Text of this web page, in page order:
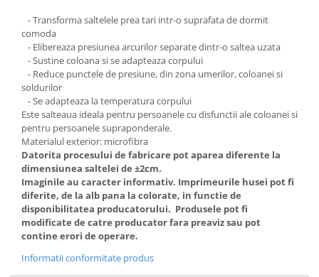
- Transforma saltelele prea tari intr-o suprafata de dormit
comoda
- Elibereaza presiunea arcurilor separate dintr-o saltea uzata
- Sustine coloana si se adapteaza corpului
- Reduce punctele de presiune, din zona umerilor, coloanei si
soldurilor
- Se adapteaza la temperatura corpului
Este salteaua ideala pentru persoanele cu disfunctii ale coloanei si
pentru persoanele supraponderale.
Materialul exterior: microfibra
Datorita procesului de fabricare pot aparea diferente la
dimensiunea saltelei de ±2cm.
Imaginile au caracter informativ. Imprimeurile husei pot fi
diferite, de la alb pana la colorate, in functie de
disponibilitatea producatorului. Produsele pot fi
modificate de catre producator fara preaviz sau pot
contine erori de operare.
Informatii conformitate produs